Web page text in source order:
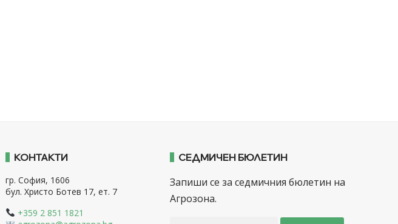
КОНТАКТИ
гр. София, 1606
бул. Христо Ботев 17, ет. 7
+359 2 851 1821
СЕДМИЧЕН БЮЛЕТИН
Запиши се за седмичния бюлетин на
Агрозона.